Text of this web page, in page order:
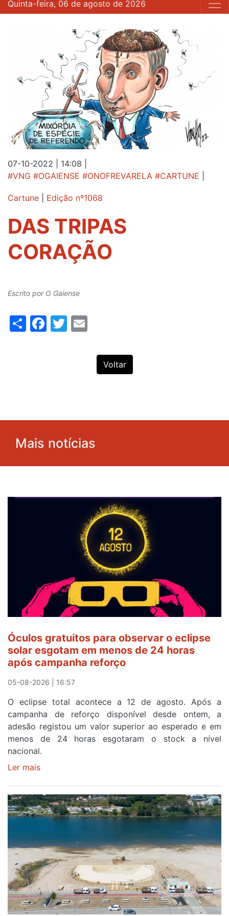
Quinta-feira, 06 de agosto de 2026
07-10-2022 | 14:08
#VNG #OGAIENSE #ONOFREVARELA #CARTUNE
Cartune Edição nº1068
DAS TRIPAS
CORAÇÃO
Escrito por O Gaiense
ShareFacebook
Twitter
Voltar
Mais notícias
Óculos gratuitos para observar o eclipse
solar esgotam em menos de 24 horas
após campanha reforço
05-08-2026 | 16:57
O eclipse total acontece a 12 de agosto. Após a
campanha de reforço disponível desde ontem, a
adesão registou um valor superior ao esperado e em
menos de 24 horas esgotaram o stock a nível
nacional.
Ler mais
para
observar
eclipse
solar
esgotam
em
menos
de